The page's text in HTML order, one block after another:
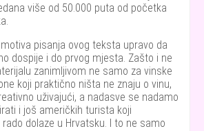
više od 50.000 puta od početka
pisanja ovog teksta upravo da
dospije i do prvog mjesta. Zašto i ne
zanimljivom ne samo za vinske
koji praktično ništa ne znaju o vinu,
uživajući, a nadasve se nadamo
i još američkih turista koji
dolaze u Hrvatsku. I to ne samo